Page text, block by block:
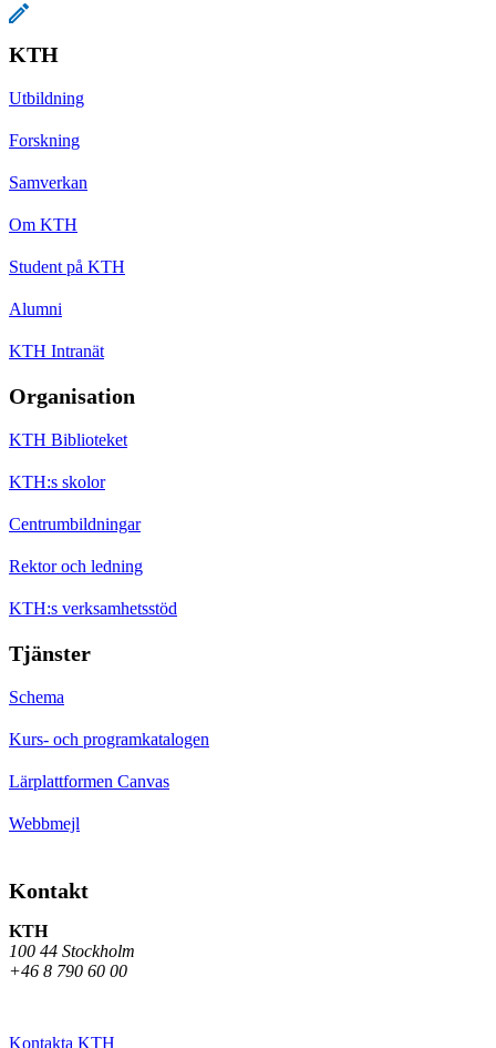
KTH
Utbildning
Forskning
Samverkan
Om KTH
Student på KTH
Alumni
KTH Intranät
Organisation
KTH Biblioteket
KTH:s skolor
Centrumbildningar
Rektor och ledning
KTH:s verksamhetsstöd
Tjänster
Schema
Kurs- och programkatalogen
Lärplattformen Canvas
Webbmejl
Kontakt
KTH
100 44 Stockholm
+46 8 790 60 00
Kontakta KTH